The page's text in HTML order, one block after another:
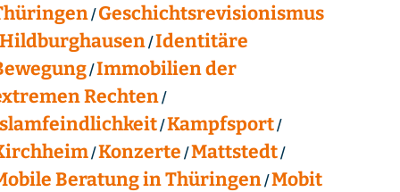
Geschichtsrevisionismus
Identitäre
Immobilien der
Rechten
Kampfsport
Konzerte Mattstedt
Beratung in Thüringen Mobit